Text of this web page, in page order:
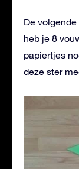
De
heb je 8
papiertjes
deze ster